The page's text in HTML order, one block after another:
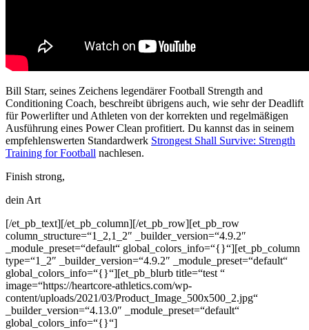
Bill Starr, seines Zeichens legendärer Football Strength and
Conditioning Coach, beschreibt übrigens auch, wie sehr der Deadlift
für Powerlifter und Athleten von der korrekten und regelmäßigen
Ausführung eines Power Clean profitiert. Du kannst das in seinem
empfehlenswerten Standardwerk Strongest Shall Survive: Strength
Training for Football nachlesen.
Finish strong,
dein Art
[/et_pb_text][/et_pb_column][/et_pb_row][et_pb_row
column_structure=“1_2,1_2″ _builder_version=“4.9.2″
_module_preset=“default“ global_colors_info=“{}“][et_pb_column
type=“1_2″ _builder_version=“4.9.2″ _module_preset=“default“
global_colors_info=“{}“][et_pb_blurb title=“test “
image=“https://heartcore-athletics.com/wp-
content/uploads/2021/03/Product_Image_500x500_2.jpg“
_builder_version=“4.13.0″ _module_preset=“default“
global_colors_info=“{}“]